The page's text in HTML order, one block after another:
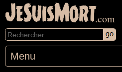
JeSuisMort.com
Menu